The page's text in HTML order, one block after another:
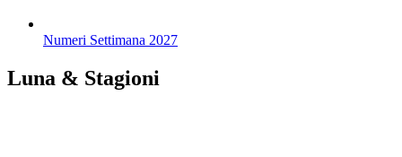
Numeri Settimana 2027
Luna & Stagioni